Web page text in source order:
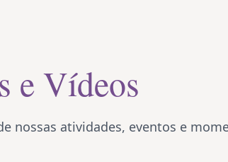
e Vídeos
nossas atividades, eventos e